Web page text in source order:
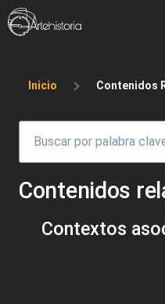
Pasar al contenido principal
Sobrescribir
Inicio Contenidos
Contenidos
Contextos